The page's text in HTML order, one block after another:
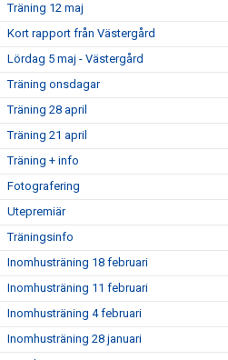
Träning 12 maj
Kort rapport från Västergård
Lördag 5 maj - Västergård
Träning onsdagar
Träning 28 april
Träning 21 april
Träning + info
Fotografering
Utepremiär
Träningsinfo
Inomhusträning 18 februari
Inomhusträning 11 februari
Inomhusträning 4 februari
Inomhusträning 28 januari